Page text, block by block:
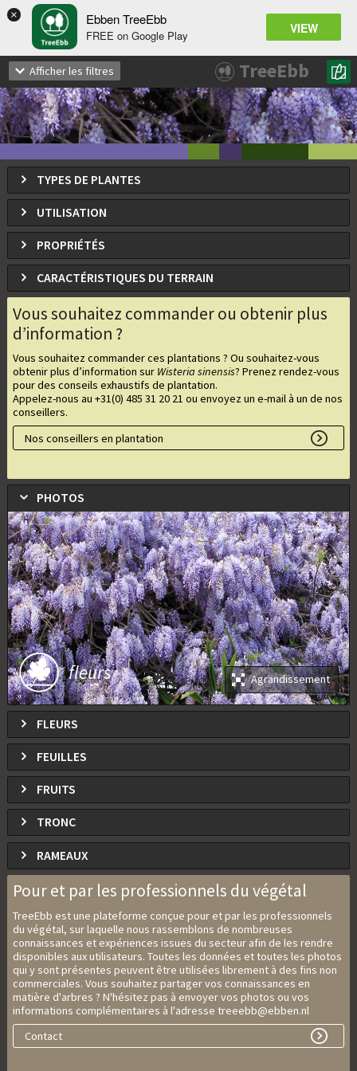
× Ebben TreeEbb
FREE on Google Play VIEW
Wisteria sinensis
Glycine
TYPES DE PLANTES
UTILISATION
PROPRIÉTÉS
CARACTÉRISTIQUES DU TERRAIN
Vous souhaitez commander ou obtenir plus
d’information ?
Vous souhaitez commander ces plantations ? Ou souhaitez-vous
obtenir plus d’information sur Wisteria sinensis? Prenez rendez-vous
pour des conseils exhaustifs de plantation.
Appelez-nous au +31(0) 485 31 20 21 ou envoyez un e-mail à un de nos
conseillers.
Nos conseillers en plantation
PHOTOS
Agrandissement
fleurs
FLEURS
FEUILLES
FRUITS
TRONC
RAMEAUX
Pour et par les professionnels du végétal
TreeEbb est une plateforme conçue pour et par les professionnels
du végétal, sur laquelle nous rassemblons de nombreuses
connaissances et expériences issues du secteur afin de les rendre
disponibles aux utilisateurs. Toutes les données et toutes les photos
qui y sont présentes peuvent être utilisées librement à des fins non
commerciales. Vous souhaitez partager vos connaissances en
matière d'arbres ? N'hésitez pas à envoyer vos photos ou vos
informations complémentaires à l'adresse treeebb@ebben.nl
Contact
Afficher les filtres TreeEbb